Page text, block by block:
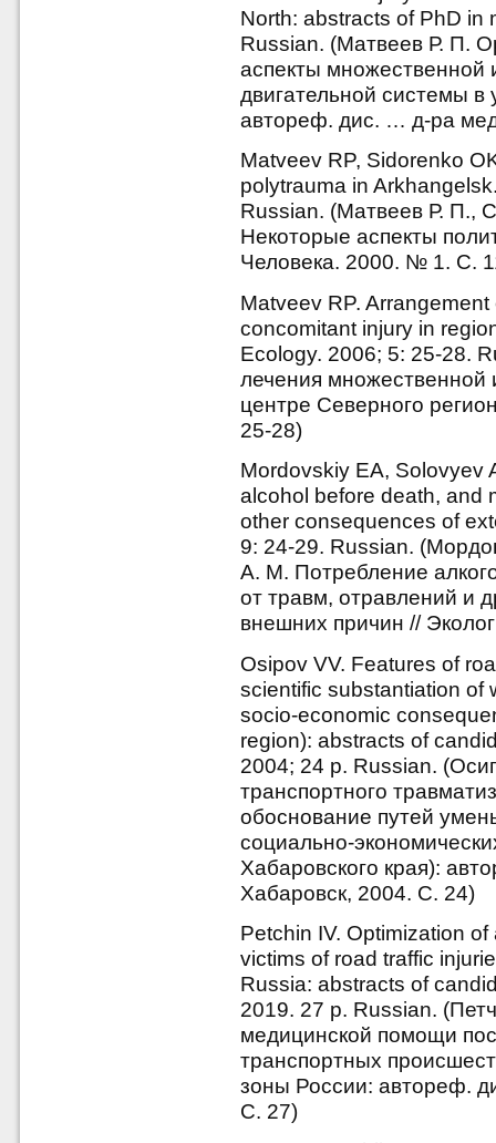
North: abstracts of PhD in
Russian. (Матвеев Р. П.
аспекты множественной
двигательной системы в
автореф. дис. … д-ра
Matveev RP, Sidorenko
polytrauma in
Russian. (Матвеев Р. П.,
Некоторые аспекты
Человека. 2000. № 1. С.
Matveev RP.
concomitant injury in
Ecology. 2006; 5: 25-28.
лечения множественной
центре Северного
25-28)
Mordovskiy EA, Solovyev
alcohol before death, and
other consequences of
9: 24-29. Russian.
А. М. Потребление
от травм, отравлений и
внешних причин //
Osipov VV. Features of
scientific substantiation of
socio-economic
region): abstracts of
2004; 24 p. Russian.
транспортного
обоснование путей
социально-
Хабаровского края):
Хабаровск, 2004. С. 24)
Petchin IV. Optimization
victims of road traffic
Russia: abstracts of
2019. 27 p. Russian.
медицинской помощи
транспортных
зоны России: автореф.
С. 27)